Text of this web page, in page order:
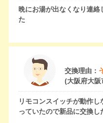
晩にお湯が出なくなり連
た
交換理由：
(大阪府大阪
リモコンスイッチが動作
っていたので新品に交換し